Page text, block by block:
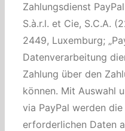
Zahlungsdienst
S.à.r.l. et Cie, S.C.A.
2449, Luxemburg;
Datenverarbeitung
Zahlung über den
können. Mit Auswahl
via PayPal werden
erforderlichen Daten